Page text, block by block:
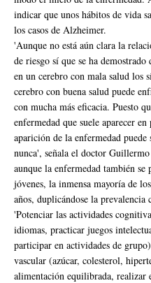
indicar que unos hábitos de vida
los casos de Alzheimer.
'Aunque no está aún clara la
de riesgo sí que se ha
en un cerebro con mala salud los
cerebro con buena salud puede
con mucha más eficacia. Puesto
enfermedad que suele aparecer
aparición de la enfermedad
nunca', señala el doctor
aunque la enfermedad también
jóvenes, la inmensa mayoría de
años, duplicándose la prevalencia
'Potenciar las actividades
idiomas, practicar juegos
participar en actividades de
vascular (azúcar, colesterol,
alimentación equilibrada,